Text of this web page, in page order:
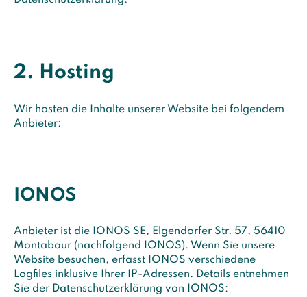
2. Hosting
Wir hosten die Inhalte unserer Website bei folgendem
Anbieter:
IONOS
Anbieter ist die IONOS SE, Elgendorfer Str. 57, 56410
Montabaur (nachfolgend IONOS). Wenn Sie unsere
Website besuchen, erfasst IONOS verschiedene
Logfiles inklusive Ihrer IP-Adressen. Details entnehmen
Sie der Datenschutzerklärung von IONOS: